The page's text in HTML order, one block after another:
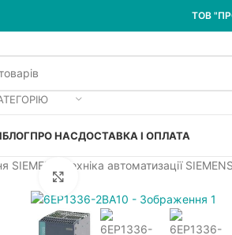
ТОВ
БЛОГПРО НАСДОСТАВКА І ОПЛАТА
SIEMENS Техніка автоматизації